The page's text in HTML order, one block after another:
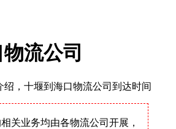
流公司
，十堰到海口物流公司到达时间
关业务均由各物流公司开展，